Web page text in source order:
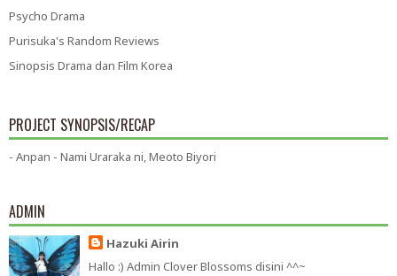
Psycho Drama
Purisuka's Random Reviews
Sinopsis Drama dan Film Korea
PROJECT SYNOPSIS/RECAP
- Anpan - Nami Uraraka ni, Meoto Biyori
ADMIN
Hazuki Airin
Hallo :) Admin Clover Blossoms disini ^^~